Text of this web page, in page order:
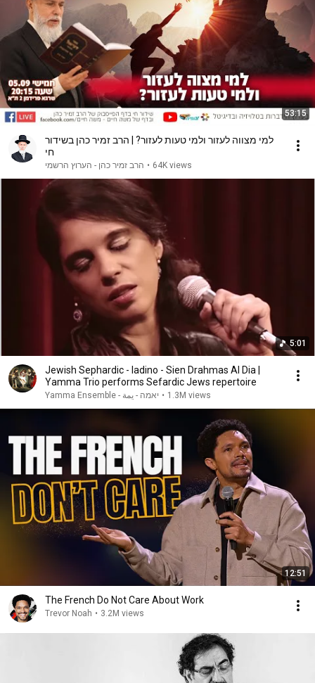
53:15
למי מצווה לעזור ולמי טעות לעזור? | הרב זמיר כהן בשידור
חי
הרב זמיר כהן - הערוץ הרשמי • 64K views
5:01
Jewish Sephardic - ladino - Sien Drahmas Al Dia |
Yamma Trio performs Sefardic Jews repertoire
Yamma Ensemble - יאמה - يمة • 1.3M views
12:51
The French Do Not Care About Work
Trevor Noah • 3.2M views